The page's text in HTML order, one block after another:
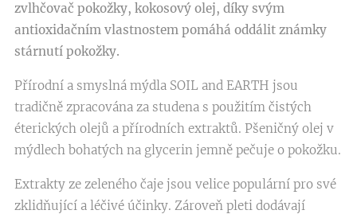
zvlhčovač pokožky, kokosový olej, díky svým
antioxidačním vlastnostem pomáhá oddálit známky
stárnutí pokožky.
Přírodní a smyslná mýdla SOIL and EARTH jsou
tradičně zpracována za studena s použitím čistých
éterických olejů a přírodních extraktů. Pšeničný olej v
mýdlech bohatých na glycerin jemně pečuje o pokožku.
Extrakty ze zeleného čaje jsou velice populární pro své
zklidňující a léčivé účinky. Zároveň pleti dodávají